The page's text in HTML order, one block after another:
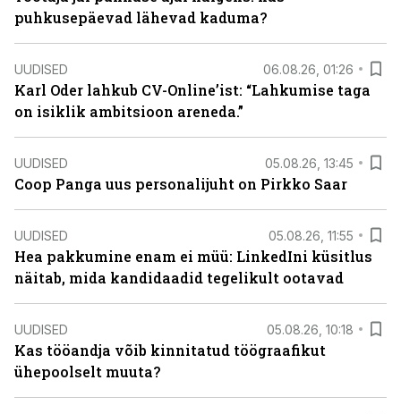
puhkusepäevad lähevad kaduma?
UUDISED 06.08.26, 01:26
Karl Oder lahkub CV-Online’ist: “Lahkumise taga
on isiklik ambitsioon areneda.”
UUDISED 05.08.26, 13:45
Coop Panga uus personalijuht on Pirkko Saar
UUDISED 05.08.26, 11:55
Hea pakkumine enam ei müü: LinkedIni küsitlus
näitab, mida kandidaadid tegelikult ootavad
UUDISED 05.08.26, 10:18
Kas tööandja võib kinnitatud töögraafikut
ühepoolselt muuta?